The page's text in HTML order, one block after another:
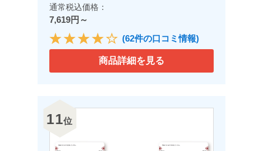
通常税込価格：
7,619円～
(62件の口コミ情報)
商品詳細を見る
11位